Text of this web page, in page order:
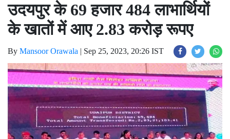
उदयपुर के 69 हजार 484 लाभार्थियों
के खातों में आए 2.83 करोड़ रूपए
By Mansoor Orawala | Sep 25, 2023, 20:26 IST